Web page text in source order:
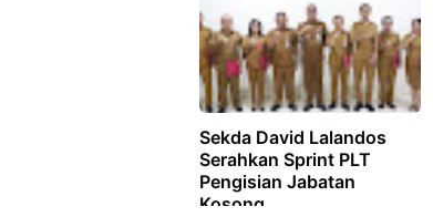
Sekda David Lalandos
Serahkan Sprint PLT
Pengisian Jabatan
Kosong